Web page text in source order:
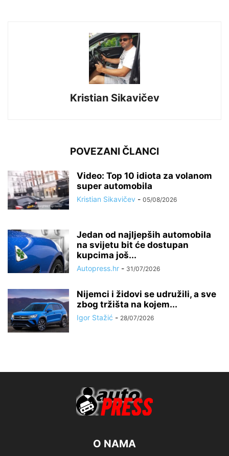
Kristian Sikavičev
POVEZANI ČLANCI
Video: Top 10 idiota za volanom
super automobila
Kristian Sikavičev - 05/08/2026
Jedan od najljepših automobila
na svijetu bit će dostupan
kupcima još...
Autopress.hr - 31/07/2026
Nijemci i židovi se udružili, a sve
zbog tržišta na kojem...
Igor Stažić - 28/07/2026
O NAMA